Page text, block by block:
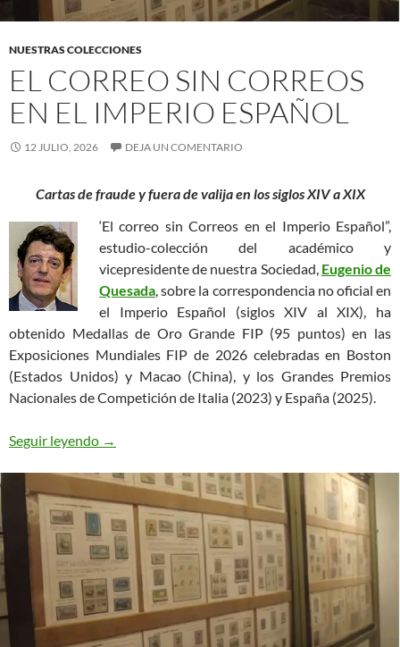
NUESTRAS COLECCIONES
EL CORREO SIN CORREOS
EN EL IMPERIO ESPAÑOL
12 JULIO, 2026 DEJA UN COMENTARIO
Cartas de fraude y fuera de valija en los siglos XIV a XIX
‘El correo sin Correos en el Imperio Español”,
estudio-colección del académico y
vicepresidente de nuestra Sociedad, Eugenio de
Quesada, sobre la correspondencia no oficial en
el Imperio Español (siglos XIV al XIX), ha
obtenido Medallas de Oro Grande FIP (95 puntos) en las
Exposiciones Mundiales FIP de 2026 celebradas en Boston
(Estados Unidos) y Macao (China), y los Grandes Premios
Nacionales de Competición de Italia (2023) y España (2025).
Seguir leyendo El correo sin Correos en el Imperio Español
→